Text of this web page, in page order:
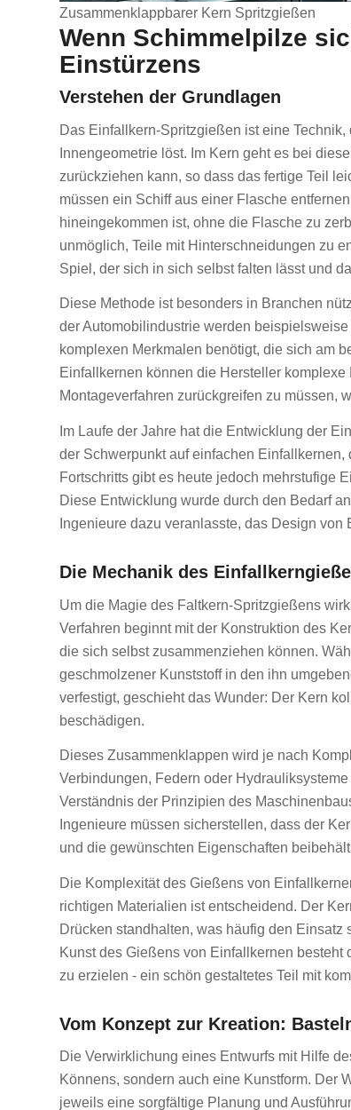
Zusammenklappbarer Kern Spritzgießen
Wenn Schimmelpilze
Einstürzens
Verstehen der Grundlagen
Das Einfallkern-Spritzgießen ist eine
Innengeometrie löst. Im Kern geht es bei
zurückziehen kann, so dass das fertige Teil
müssen ein Schiff aus einer Flasche
hineingekommen ist, ohne die Flasche zu
unmöglich, Teile mit Hinterschneidungen zu
Spiel, der sich in sich selbst falten lässt und
Diese Methode ist besonders in Branchen
der Automobilindustrie werden
komplexen Merkmalen benötigt, die sich am
Einfallkernen können die Hersteller
Montageverfahren zurückgreifen zu müssen,
Im Laufe der Jahre hat die Entwicklung der
der Schwerpunkt auf einfachen
Fortschritts gibt es heute jedoch mehrstufige
Diese Entwicklung wurde durch den Bedarf
Ingenieure dazu veranlasste, das Design
Die Mechanik des
Um die Magie des Faltkern-Spritzgießens
Verfahren beginnt mit der Konstruktion des
die sich selbst zusammenziehen können.
geschmolzener Kunststoff in den ihn
verfestigt, geschieht das Wunder: Der Kern
beschädigen.
Dieses Zusammenklappen wird je nach
Verbindungen, Federn oder
Verständnis der Prinzipien des
Ingenieure müssen sicherstellen, dass der
und die gewünschten Eigenschaften
Die Komplexität des Gießens von
richtigen Materialien ist entscheidend. Der
Drücken standhalten, was häufig den
Kunst des Gießens von Einfallkernen
zu erzielen - ein schön gestaltetes Teil mit
Vom Konzept zur Kreation:
Die Verwirklichung eines Entwurfs mit Hilfe
Könnens, sondern auch eine Kunstform. Der
jeweils eine sorgfältige Planung und